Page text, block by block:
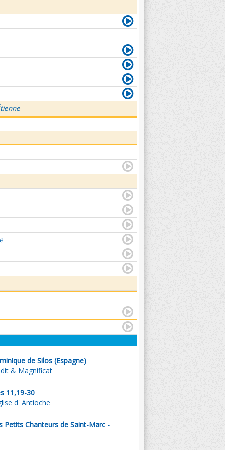
de Silos (Espagne)
& Magnificat
11,19-30
d' Antioche
Petits Chanteurs de Saint-Marc -